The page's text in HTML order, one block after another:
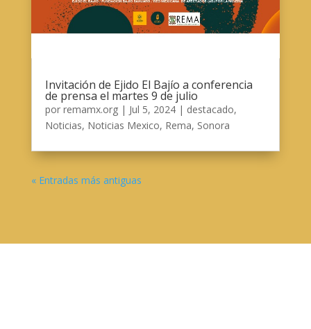
Invitación de Ejido El Bajío a conferencia
de prensa el martes 9 de julio
por remamx.org| Jul 5, 2024| destacado,
Noticias, Noticias Mexico, Rema, Sonora
« Entradas más antiguas